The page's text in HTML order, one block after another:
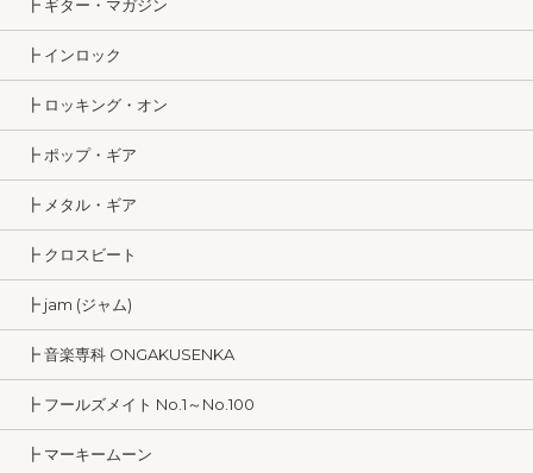
┣ ギター・マガジン
┣ インロック
┣ ロッキング・オン
┣ ポップ・ギア
┣ メタル・ギア
┣ クロスビート
┣ jam (ジャム)
┣ 音楽専科 ONGAKUSENKA
┣ フールズメイト No.1～No.100
┣ マーキームーン